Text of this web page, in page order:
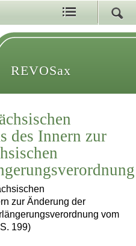
REVOSax
des Innern zur
zur Änderung der
vom
199)